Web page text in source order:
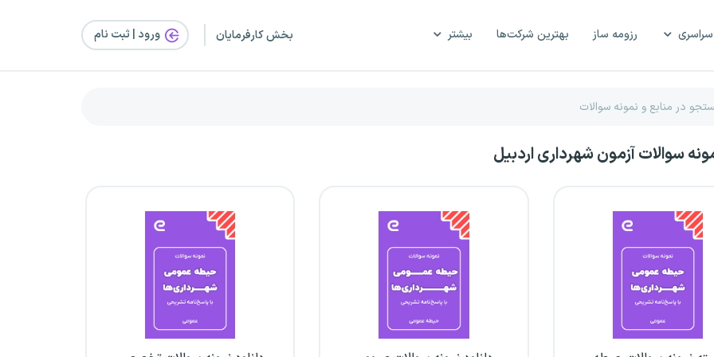
رزومه ساز بهترین شرکت‌ها بیشتر بخش کارفرمایان ورود | ثبت‌ نام
سوالات آزمون شهرداری اردبیل